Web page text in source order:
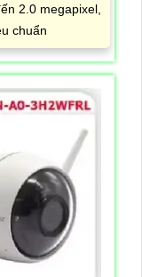
2.0 megapixel,
chuẩn